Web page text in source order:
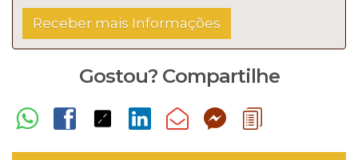
Gostou? Compartilhe